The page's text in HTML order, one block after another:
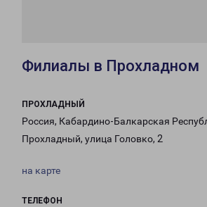
Филиалы в Прохладном
ПРОХЛАДНЫЙ
Россия, Кабардино-Балкарская
Прохладный, улица Головко, 2
на карте
ТЕЛЕФОН